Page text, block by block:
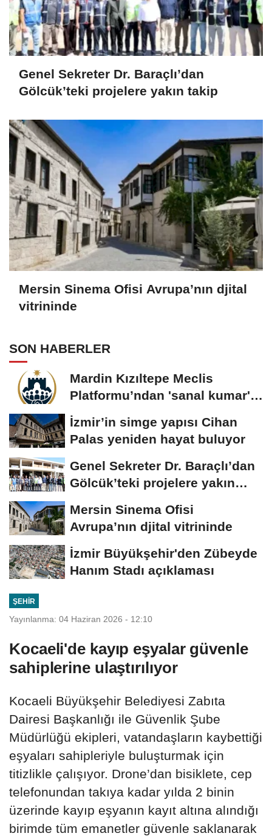
Genel Sekreter Dr. Baraçlı’dan
Gölcük’teki projelere yakın takip
Mersin Sinema Ofisi Avrupa’nın djital
vitrininde
SON HABERLER
Mardin Kızıltepe Meclis
Platformu’ndan 'sanal kumar'
alarmı!
İzmir’in simge yapısı Cihan
Palas yeniden hayat buluyor
Genel Sekreter Dr. Baraçlı’dan
Gölcük’teki projelere yakın
Mersin Sinema Ofisi
Avrupa’nın djital vitrininde
İzmir Büyükşehir'den Zübeyde
Hanım Stadı açıklaması
ŞEHIR
Yayınlanma: 04 Haziran 2026 - 12:10
Kocaeli'de kayıp eşyalar güvenle
sahiplerine ulaştırılıyor
Kocaeli Büyükşehir Belediyesi Zabıta
Dairesi Başkanlığı ile Güvenlik Şube
Müdürlüğü ekipleri, vatandaşların kaybettiği
eşyaları sahipleriyle buluşturmak için
titizlikle çalışıyor. Drone’dan bisiklete, cep
telefonundan takıya kadar yılda 2 binin
üzerinde kayıp eşyanın kayıt altına alındığı
birimde tüm emanetler güvenle saklanarak